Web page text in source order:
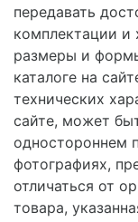
передавать
комплектации и
размеры и
каталоге на
технических
сайте, может
одностороннем
фотографиях,
отличаться от
товара,